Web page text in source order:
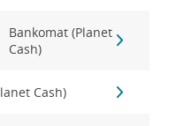
Bankomat (Planet
Cash)
Cash)